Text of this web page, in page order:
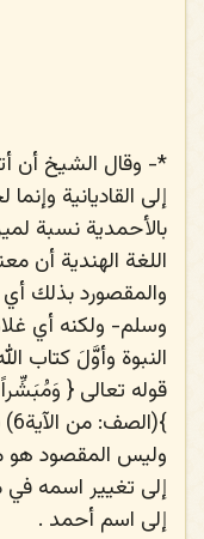
*- وقال الشيخ أن
إلى القاديانية
بالأحمدية نسبة
اللغة الهندية أن
والمقصورد بذلك
وسلم- ولكنه أي
النبوة وأوَّلَ كتاب
قوله تعالى {
وليس المقصود هو
إلى تغيير اسمه في
إلى اسم أحمد .